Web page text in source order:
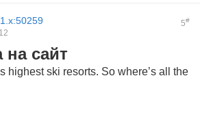
5#
на сайт
highest ski resorts. So where’s all the